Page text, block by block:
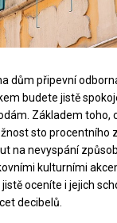
dům připevní
budete jistě
Základem toho,
sto procentního
na nevyspání
kulturními
oceníte i jejich
decibelů.